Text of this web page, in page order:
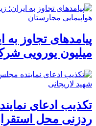
میلیون یورویی
تکذیب ادعای
ردزنی محل